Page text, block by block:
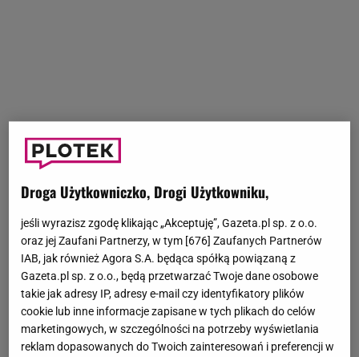
Droga Użytkowniczko, Drogi Użytkowniku,
jeśli wyrazisz zgodę klikając „Akceptuję”, Gazeta.pl sp. z o.o.
oraz jej Zaufani Partnerzy, w tym [676] Zaufanych Partnerów
IAB, jak również Agora S.A. będąca spółką powiązaną z
Gazeta.pl sp. z o.o., będą przetwarzać Twoje dane osobowe
takie jak adresy IP, adresy e-mail czy identyfikatory plików
cookie lub inne informacje zapisane w tych plikach do celów
marketingowych, w szczególności na potrzeby wyświetlania
reklam dopasowanych do Twoich zainteresowań i preferencji w